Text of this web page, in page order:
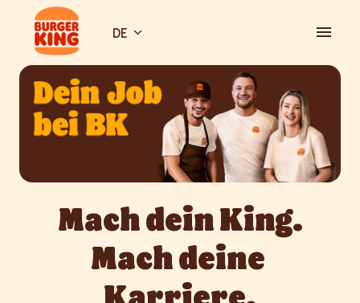
springenStartseite DE
Mach dein King.
Mach deine
Karriere.